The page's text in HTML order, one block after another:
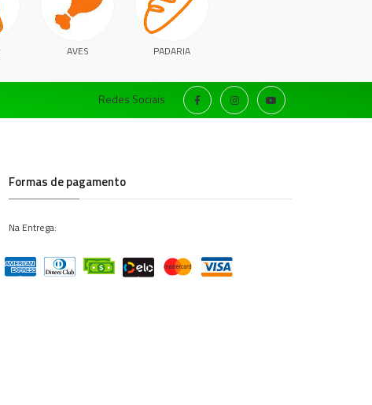
AVES PADARIA
Redes Sociais
Formas de pagamento
Na Entrega: